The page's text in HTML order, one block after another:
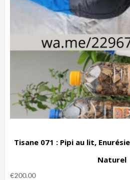
Tisane 071 : Pipi au lit,
Naturel
€200.00